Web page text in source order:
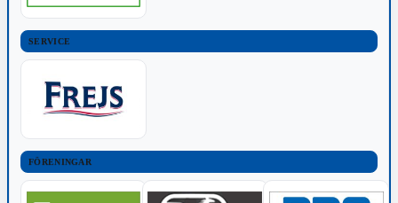
SERVICE
FÖRENINGAR